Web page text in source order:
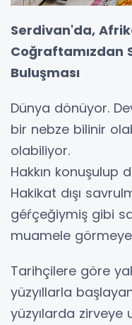
Serdivan'da,
Coğraftamızdan
Buluşması
Dünya dönüyor.
bir nebze bilinir
olabiliyor.
Hakkın konuşulup
Hakikat dışı
géŕçeğiymiş gibi
muamele görmeye
Tarihçilere göre
yüzyıllarla
yüzyılarda zirveye